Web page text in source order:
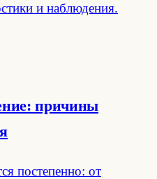
и наблюдения.
причины
постепенно: от